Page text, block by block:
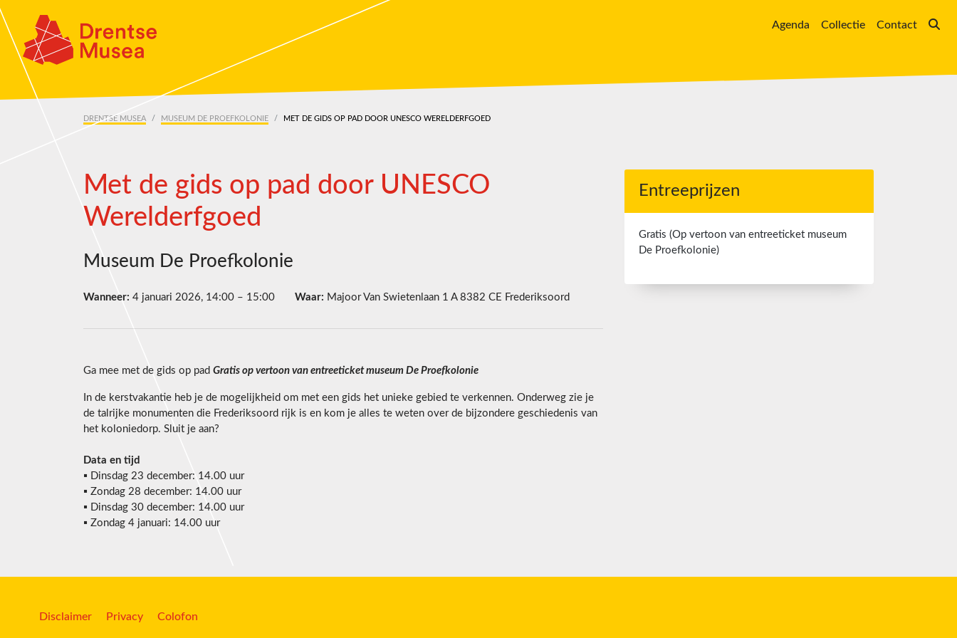
Skip navigation
Agenda Collectie Contact
DRENTSE MUSEA MUSEUM DE PROEFKOLONIE MET DE GIDS OP PAD DOOR UNESCO WERELDERFGOED
Met de gids op pad door UNESCO
Werelderfgoed
Museum De Proefkolonie
Wanneer: 4 januari 2026, 14:00 – 15:00 Waar: Majoor Van Swietenlaan 1 A 8382 CE Frederiksoord
Ga mee met de gids op pad Gratis op vertoon van entreeticket museum De Proefkolonie
In de kerstvakantie heb je de mogelijkheid om met een gids het unieke gebied te verkennen. Onderweg zie je
de talrijke monumenten die Frederiksoord rijk is en kom je alles te weten over de bijzondere geschiedenis van
het koloniedorp. Sluit je aan?
Data en tijd
▪️ Dinsdag 23 december: 14.00 uur
▪️ Zondag 28 december: 14.00 uur
▪️ Dinsdag 30 december: 14.00 uur
▪️ Zondag 4 januari: 14.00 uur
Entreeprijzen
Gratis (Op vertoon van entreeticket museum
De Proefkolonie)
Disclaimer Privacy Colofon